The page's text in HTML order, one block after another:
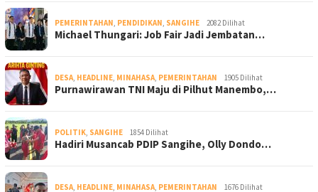
PEMERINTAHAN, PENDIDIKAN, SANGIHE 2082 Dilihat
Michael Thungari: Job Fair Jadi Jembatan…
DESA, HEADLINE, MINAHASA, PEMERINTAHAN 1905 Dilihat
Purnawirawan TNI Maju di Pilhut Manembo,…
POLITIK, SANGIHE 1854 Dilihat
Hadiri Musancab PDIP Sangihe, Olly Dondo…
DESA, HEADLINE, MINAHASA, PEMERINTAHAN 1676 Dilihat